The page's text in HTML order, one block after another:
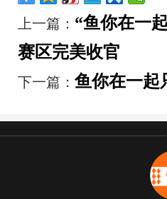
上一篇： “鱼你在一
赛区完美收官
下一篇： 鱼你在一起